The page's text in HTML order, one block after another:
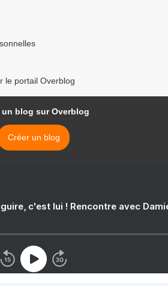
le portail Overblog
un blog sur Overblog
Créer un blog
c'est lui ! Rencontre avec